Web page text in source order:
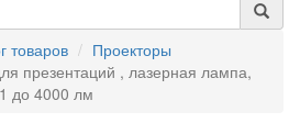
товаров
Проекторы
презентаций , лазерная лампа,
до 4000 лм